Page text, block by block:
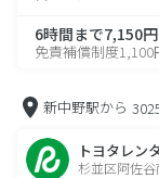
6時間まで7,150円
免責補償制度1,100
新中野駅から
トヨタレン
杉並区阿佐谷